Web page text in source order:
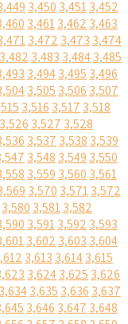
3,450 3,4513,452
3,4613,462 3,463
3,472 3,473 3,474
3,482 3,483 3,4843,485
3,4943,495 3,496
3,505 3,506 3,507
3,516 3,517 3,518
3,526 3,527 3,528
3,537 3,538 3,539
3,548 3,549 3,550
3,559 3,560 3,561
3,570 3,5713,572
3,580 3,5813,582
3,5913,592 3,593
3,602 3,603 3,604
3,613 3,6143,615
3,6243,625 3,626
3,6343,635 3,636 3,637
3,646 3,647 3,648